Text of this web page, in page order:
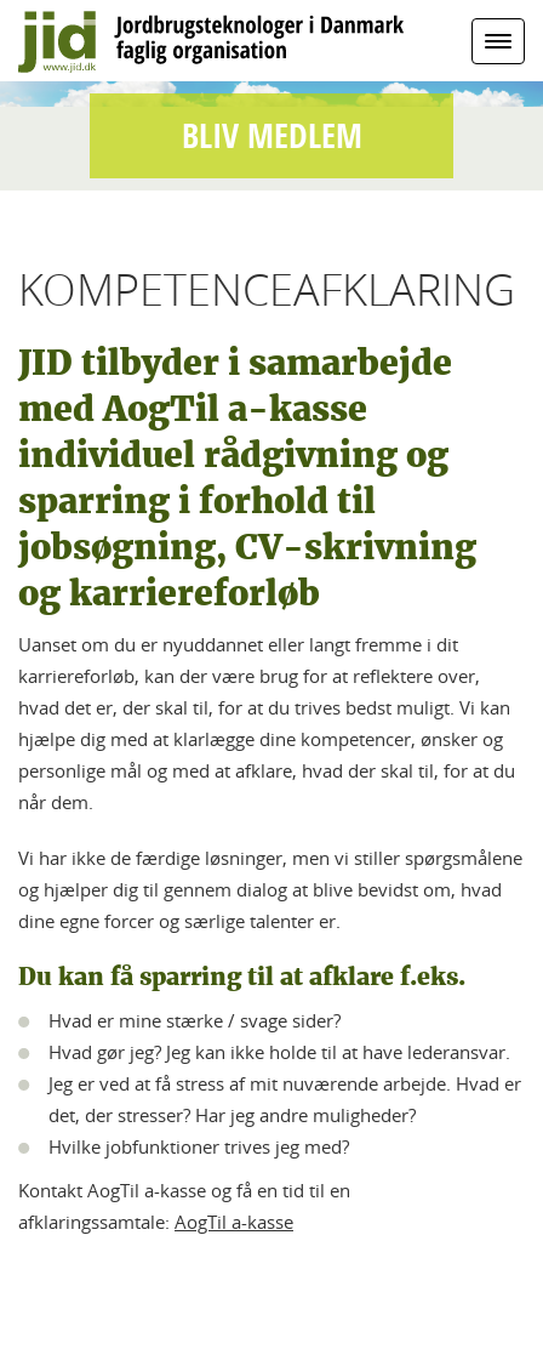
BLIV MEDLEM
KOMPETENCEAFKLARING
JID tilbyder i samarbejde
med AogTil a-kasse
individuel rådgivning og
sparring i forhold til
jobsøgning, CV-skrivning
og karriereforløb
Uanset om du er nyuddannet eller langt fremme i dit
karriereforløb, kan der være brug for at reflektere over,
hvad det er, der skal til, for at du trives bedst muligt. Vi kan
hjælpe dig med at klarlægge dine kompetencer, ønsker og
personlige mål og med at afklare, hvad der skal til, for at du
når dem.
Vi har ikke de færdige løsninger, men vi stiller spørgsmålene
og hjælper dig til gennem dialog at blive bevidst om, hvad
dine egne forcer og særlige talenter er.
Du kan få sparring til at afklare f.eks.
Hvad er mine stærke / svage sider?
Hvad gør jeg? Jeg kan ikke holde til at have lederansvar.
Jeg er ved at få stress af mit nuværende arbejde. Hvad er
det, der stresser? Har jeg andre muligheder?
Hvilke jobfunktioner trives jeg med?
Kontakt AogTil a-kasse og få en tid til en
afklaringssamtale: AogTil a-kasse